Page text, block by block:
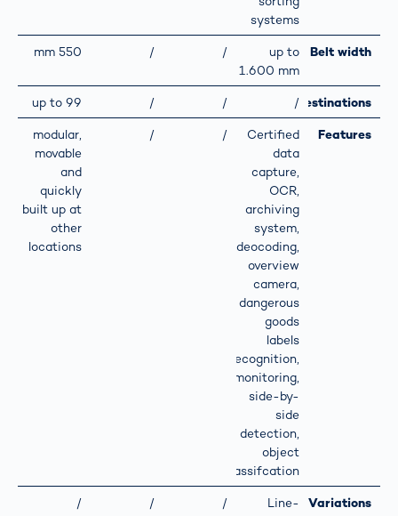
systems
Belt width
up to
1.600 mm
/
/
550 mm
Destinations
/
/
/
up to 99
Features
Certified
data
capture,
OCR,
archiving
system,
videocoding,
overview
camera,
dangerous
goods
labels
recognition,
monitoring,
side-by-
side
detection,
object
classifcation
/
/
modular,
movable
and
quickly
built up at
other
locations
Variations
Line-
/
/
/